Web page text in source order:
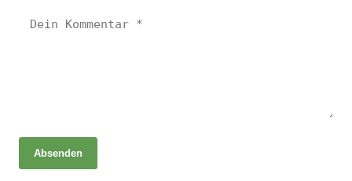
Absenden
21. April 2026